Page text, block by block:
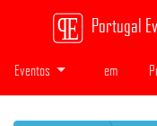
Portugal
Eventos em